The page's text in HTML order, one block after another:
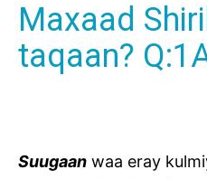
Maxaad
taqaan?
Suugaan waa eray